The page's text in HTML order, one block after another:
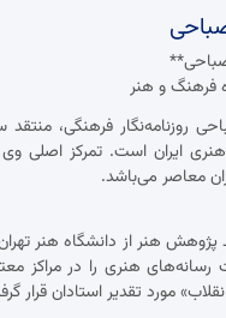
فرهنگ و هنر
روزنامه‌نگار فرهنگی،
ایران است. تمرکز اصلی
معاصر می‌باشد.
پژوهش هنر از دانشگاه هنر
رسانه‌های هنری را در مراکز
مورد تقدیر استادان قرار